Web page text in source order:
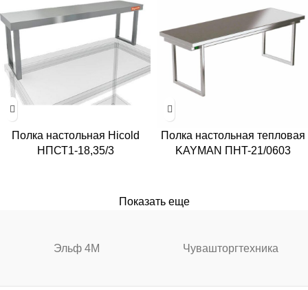
Полка настольная Hicold
НПСТ1-18,35/3
Полка настольная тепловая
KAYMAN ПНT-21/0603
Показать еще
Эльф 4М Чувашторгтехника